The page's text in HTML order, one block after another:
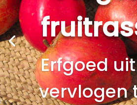
Erfgoed
vervlogen